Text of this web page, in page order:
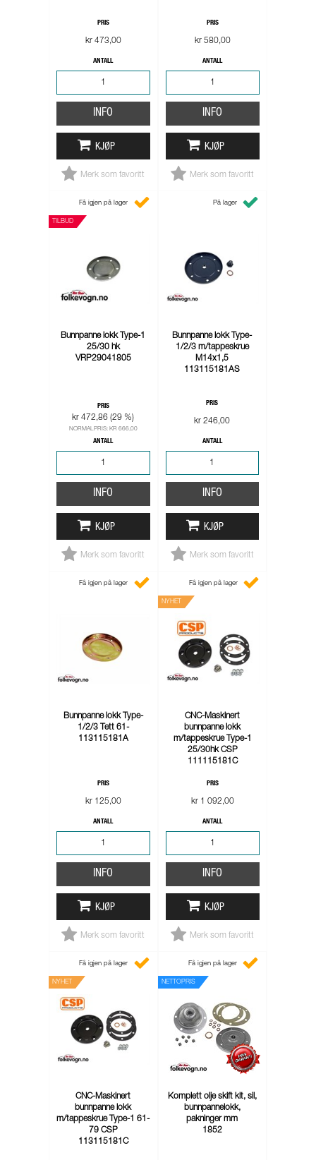
PRIS
kr 473,00
ANTALL
INFO
KJØP
Merk som favoritt
PRIS
kr 580,00
ANTALL
INFO
KJØP
Merk som favoritt
TILBUD
Få igjen på lager
Bunnpanne lokk Type-1
25/30 hk
VRP29041805
PRIS
kr 472,86 (29 %)
NORMALPRIS: KR 666,00
ANTALL
INFO
KJØP
Merk som favoritt
På lager
Bunnpanne lokk Type-
1/2/3 m/tappeskrue
M14x1,5
113115181AS
PRIS
kr 246,00
ANTALL
INFO
KJØP
Merk som favoritt
Få igjen på lager
Bunnpanne lokk Type-
1/2/3 Tett 61-
113115181A
PRIS
kr 125,00
ANTALL
INFO
KJØP
Merk som favoritt
NYHET
Få igjen på lager
CNC-Maskinert
bunnpanne lokk
m/tappeskrue Type-1
25/30hk CSP
111115181C
PRIS
kr 1 092,00
ANTALL
INFO
KJØP
Merk som favoritt
NYHET
Få igjen på lager
CNC-Maskinert
bunnpanne lokk
m/tappeskrue Type-1 61-
79 CSP
113115181C
NETTOPRIS
Få igjen på lager
Komplett olje skift kit, sil,
bunnpannelokk,
pakninger mm
1852